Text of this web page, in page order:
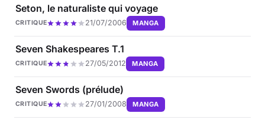
Seton, le naturaliste qui voyage
CRITIQUE 21/07/2006 MANGA
Seven Shakespeares T.1
CRITIQUE 27/05/2012 MANGA
Seven Swords (prélude)
CRITIQUE 27/01/2008 MANGA